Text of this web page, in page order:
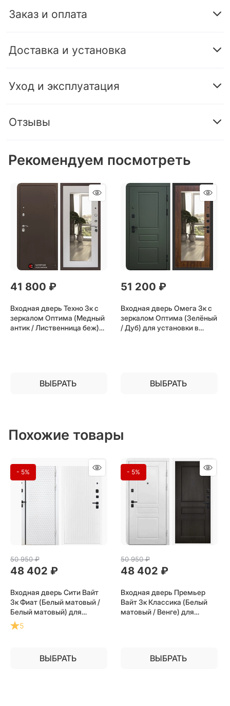
Заказ и оплата
Доставка и установка
Уход и эксплуатация
Отзывы
Рекомендуем посмотреть
41 800 ₽
Входная дверь Техно 3к с
зеркалом Оптима (Медный
антик / Лиственница беж)
ВЫБРАТЬ
51 200 ₽
Входная дверь Омега 3к с
зеркалом Оптима (Зелёный
/ Дуб) для установки в
ВЫБРАТЬ
Похожие товары
- 5%
50 950 ₽
48 402 ₽
Входная дверь Сити Вайт
3к Фиат (Белый матовый /
Белый матовый) для
установки в квартиру
5
ВЫБРАТЬ
- 5%
50 950 ₽
48 402 ₽
Входная дверь Премьер
Вайт 3к Классика (Белый
матовый / Венге) для
ВЫБРАТЬ